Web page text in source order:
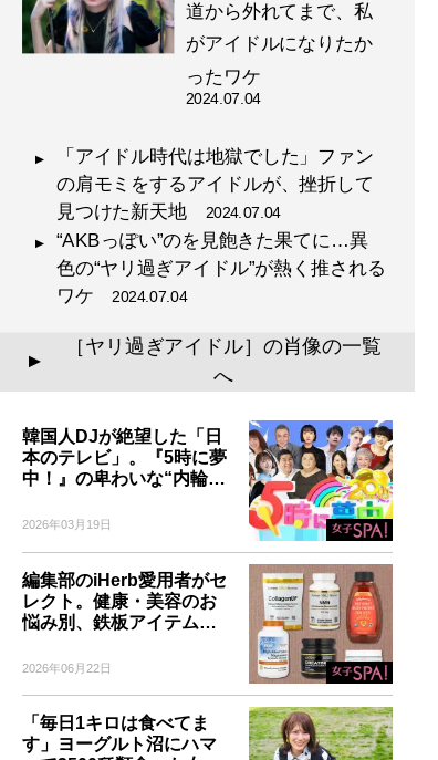
道から外れてまで、私
がアイドルになりたか
ったワケ
2024.07.04
「アイドル時代は地獄でした」ファン
の肩モミをするアイドルが、挫折して
見つけた新天地 2024.07.04
“AKBっぽい”のを見飽きた果てに…異
色の“ヤリ過ぎアイドル”が熱く推される
ワケ2024.07.04
▲
［ヤリ過ぎアイドル］の肖像の一覧
へ
韓国人DJが絶望した「日
本のテレビ」。『5時に夢
中！』の卑わいな“内輪…
2026年03月19日
編集部のiHerb愛用者がセ
レクト。健康・美容のお
悩み別、鉄板アイテム…
2026年06月22日
「毎日1キロは食べてま
す」ヨーグルト沼にハマ